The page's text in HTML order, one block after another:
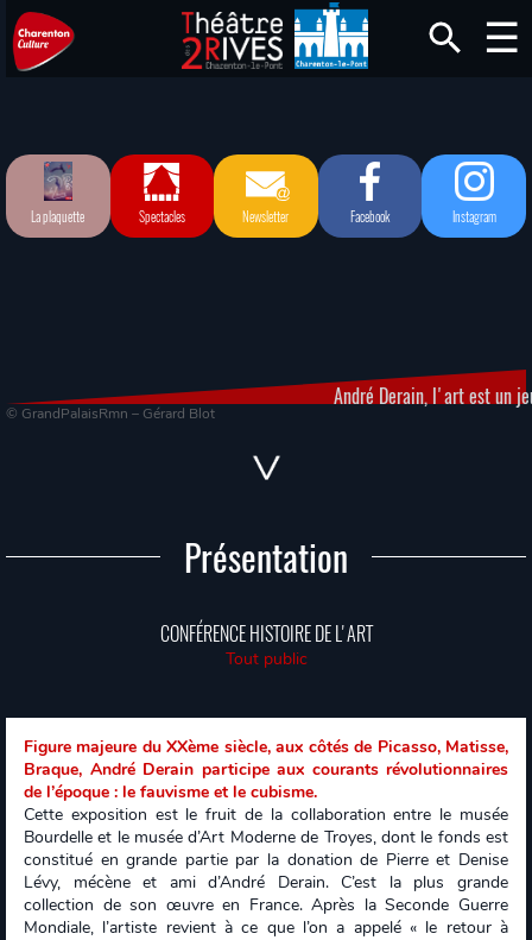
La plaquette Spectacles Newsletter Facebook Instagram
André Derain, l'art est un
© GrandPalaisRmn – Gérard Blot
Présentation
CONFÉRENCE HISTOIRE DE L'ART
Tout public
Figure majeure du XXème siècle, aux côtés de Picasso, Matisse,
Braque, André Derain participe aux courants révolutionnaires
de l’époque : le fauvisme et le cubisme.
Cette exposition est le fruit de la collaboration entre le musée
Bourdelle et le musée d’Art Moderne de Troyes, dont le fonds est
constitué en grande partie par la donation de Pierre et Denise
Lévy, mécène et ami d’André Derain. C’est la plus grande
collection de son œuvre en France. Après la Seconde Guerre
Mondiale, l’artiste revient à ce que l’on a appelé « le retour à